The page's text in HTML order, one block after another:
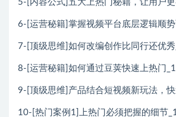
5-[内容公式]五大上热门秘籍，让用户
6-[运营秘籍]掌握视频平台底层逻辑顺
7-[顶级思维]如何改编创作比同行还优
8-[运营秘籍]如何通过豆荚快速上热门
9-[顶级思维]产品结合短视频新玩法，
10-[热门案例1]上热门必须把握的细节